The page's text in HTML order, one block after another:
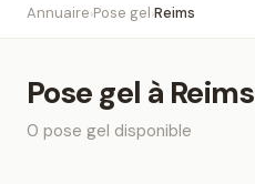
Annuaire›Pose gel›Reims
Pose gel à Reims
0 pose gel disponible